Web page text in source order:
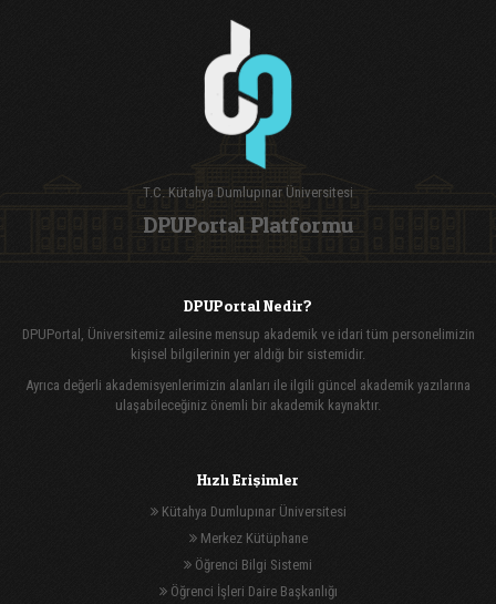
T.C. Kütahya Dumlupınar Üniversitesi
DPUPortal Platformu
DPUPortal Nedir?
DPUPortal, Üniversitemiz ailesine mensup akademik ve idari tüm personelimizin
kişisel bilgilerinin yer aldığı bir sistemidir.
Ayrıca değerli akademisyenlerimizin alanları ile ilgili güncel akademik yazılarına
ulaşabileceğiniz önemli bir akademik kaynaktır.
Hızlı Erişimler
Kütahya Dumlupınar Üniversitesi
Merkez Kütüphane
Öğrenci Bilgi Sistemi
Öğrenci İşleri Daire Başkanlığı